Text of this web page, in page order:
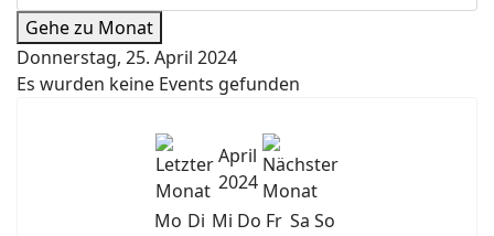
Gehe zu Monat
Donnerstag, 25. April 2024
Es wurden keine Events gefunden
April
2024
Mo Di Mi Do Fr Sa So